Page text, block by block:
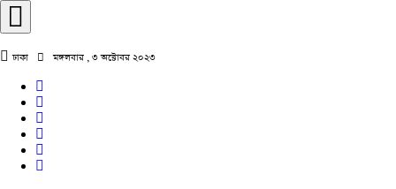
ঢাকা মঙ্গলবার , ৩ অক্টোবর ২০২৩